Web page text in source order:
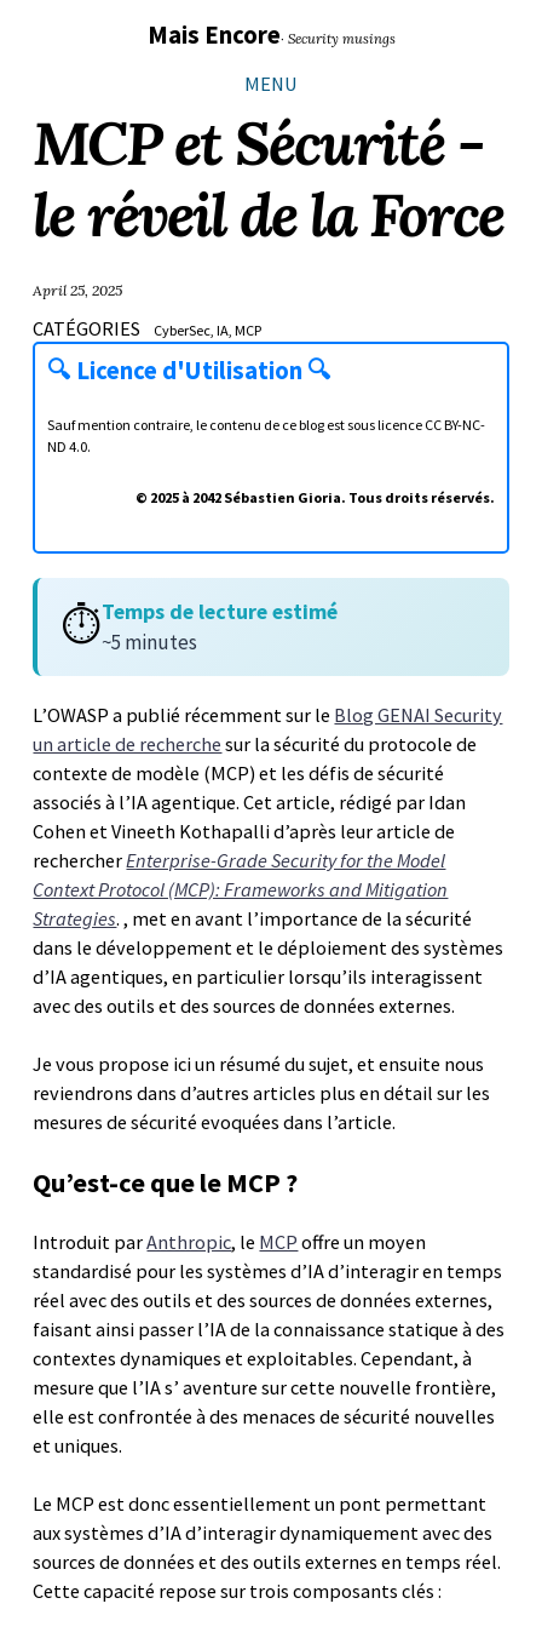
principale
page
Mais Encore· Security musings
MENU
MCP et Sécurité -
le réveil de la Force
April 25, 2025
CATÉGORIES CyberSec IA MCP
🔍 Licence d'Utilisation 🔍
Sauf mention contraire, le contenu de ce blog est sous licence CC BY-NC-
ND 4.0.
© 2025 à 2042 Sébastien Gioria. Tous droits réservés.
⏱️Temps de lecture estimé
~5 minutes
L’OWASP a publié récemment sur le Blog GENAI Security
un article de recherche sur la sécurité du protocole de
contexte de modèle (MCP) et les défis de sécurité
associés à l’IA agentique. Cet article, rédigé par Idan
Cohen et Vineeth Kothapalli d’après leur article de
rechercherEnterprise-Grade Security for the Model
Context Protocol (MCP): Frameworks and Mitigation
Strategies. , met en avant l’importance de la sécurité
dans le développement et le déploiement des systèmes
d’IA agentiques, en particulier lorsqu’ils interagissent
avec des outils et des sources de données externes.
Je vous propose ici un résumé du sujet, et ensuite nous
reviendrons dans d’autres articles plus en détail sur les
mesures de sécurité evoquées dans l’article.
Qu’est-ce que le MCP ?
Introduit parAnthropic, le MCP offre un moyen
standardisé pour les systèmes d’IA d’interagir en temps
réel avec des outils et des sources de données externes,
faisant ainsi passer l’IA de la connaissance statique à des
contextes dynamiques et exploitables. Cependant, à
mesure que l’IA s’ aventure sur cette nouvelle frontière,
elle est confrontée à des menaces de sécurité nouvelles
et uniques.
Le MCP est donc essentiellement un pont permettant
aux systèmes d’IA d’interagir dynamiquement avec des
sources de données et des outils externes en temps réel.
Cette capacité repose sur trois composants clés :